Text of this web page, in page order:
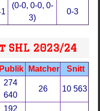
(0-0, 0-0, 0-
3)
0-3
2023/24
Publik Matcher
Snitt
274
640
26 10 563
192